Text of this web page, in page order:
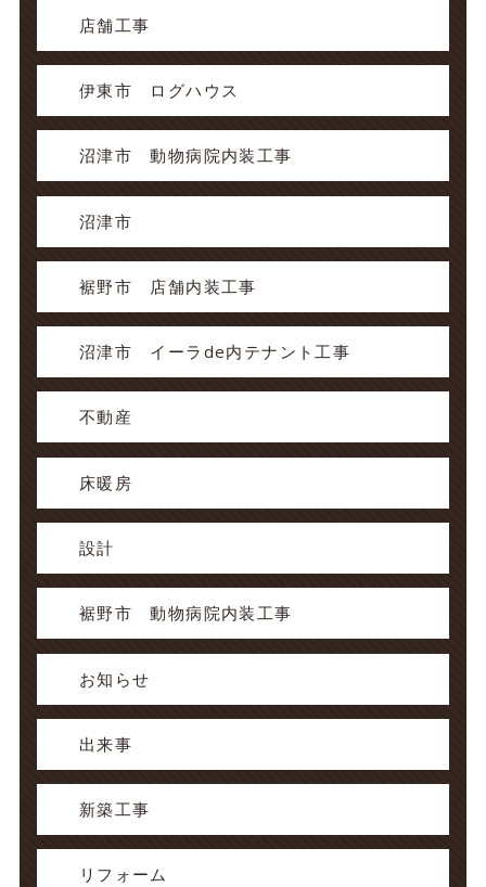
店舗工事
伊東市 ログハウス
沼津市 動物病院内装工事
沼津市
裾野市 店舗内装工事
沼津市 イーラde内テナント工事
不動産
床暖房
設計
裾野市 動物病院内装工事
お知らせ
出来事
新築工事
リフォーム